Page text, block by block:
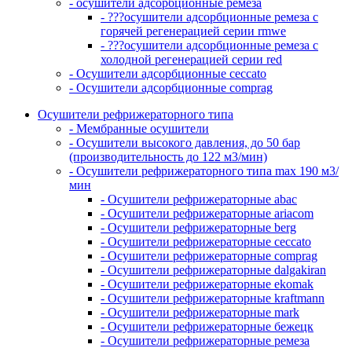
- ???осушители адсорбционные ремеза с
горячей регенерацией серии rmwe
- ???осушители адсорбционные ремеза с
холодной регенерацией серии red
- Осушители адсорбционные ceccato
- Осушители адсорбционные comprag
Осушители рефрижераторного типа
- Мембранные осушители
- Осушители высокого давления, до 50 бар
(производительность до 122 м3/мин)
- Осушители рефрижераторного типа max 190 м3/
мин
- Осушители рефрижераторные abac
- Осушители рефрижераторные ariacom
- Осушители рефрижераторные berg
- Осушители рефрижераторные ceccato
- Осушители рефрижераторные comprag
- Осушители рефрижераторные dalgakiran
- Осушители рефрижераторные ekomak
- Осушители рефрижераторные kraftmann
- Осушители рефрижераторные mark
- Осушители рефрижераторные бежецк
- Осушители рефрижераторные ремеза